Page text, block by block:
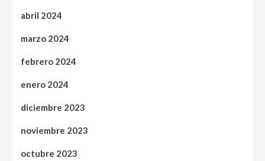
abril 2024
marzo 2024
febrero 2024
enero 2024
diciembre 2023
noviembre 2023
octubre 2023